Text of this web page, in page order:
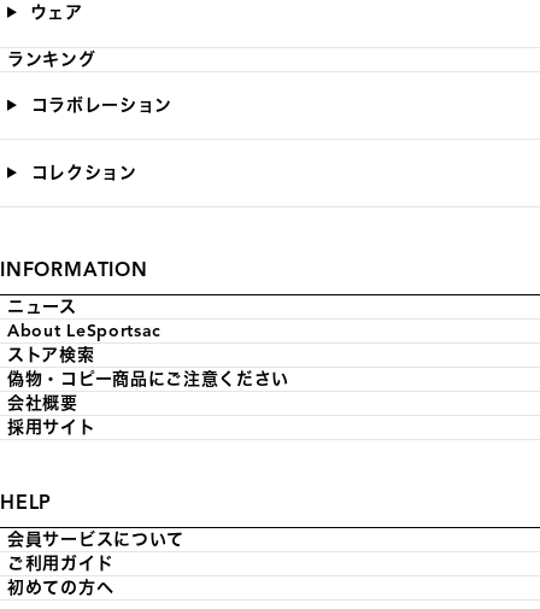
ウェア
ランキング
コラボレーション
コレクション
INFORMATION
ニュース
About LeSportsac
ストア検索
偽物・コピー商品にご注意ください
会社概要
採用サイト
HELP
会員サービスについて
ご利用ガイド
初めての方へ